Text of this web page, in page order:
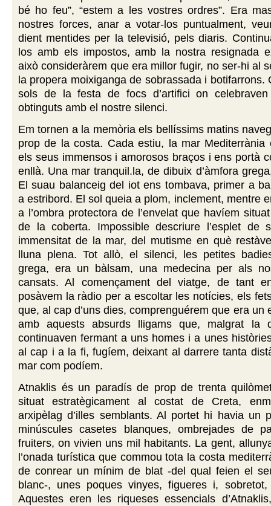
bé ho feu”, “estem a les vostres ordres”. Era
nostres forces, anar a votar-los puntualment,
dient mentides per la televisió, pels diaris.
los amb els impostos, amb la nostra resignada
això consideràrem que era millor fugir, no ser-hi al
la propera moixiganga de sobrassada i botifarrons.
sols de la festa de focs d’artifici on
obtinguts amb el nostre silenci.
Em tornen a la memòria els bellíssims matins
prop de la costa. Cada estiu, la mar Mediterrània
els seus immensos i amorosos braços i ens portà
enllà. Una mar tranquil.la, de dibuix d’àmfora
El suau balanceig del iot ens tombava, primer a
a estribord. El sol queia a plom, inclement, mentre
a l’ombra protectora de l’envelat que havíem
de la coberta. Impossible descriure l’esplet de
immensitat de la mar, del mutisme en què
lluna plena. Tot allò, el silenci, les petites
grega, era un bàlsam, una medecina per als
cansats. Al començament del viatge, de tant
posàvem la ràdio per a escoltar les notícies, els
que, al cap d’uns dies, comprenguérem que era un
amb aquests absurds lligams que, malgrat la
continuaven fermant a uns homes i a unes
al cap i a la fi, fugíem, deixant al darrere tanta
mar com podíem.
Atnaklis és un paradís de prop de trenta
situat estratègicament al costat de Creta,
arxipèlag d’illes semblants. Al portet hi havia un
minúscules casetes blanques, ombrejades de
fruiters, on vivien uns mil habitants. La gent,
l’onada turística que commou tota la costa
de conrear un mínim de blat -del qual feien el
blanc-, unes poques vinyes, figueres i,
Aquestes eren les riqueses essencials